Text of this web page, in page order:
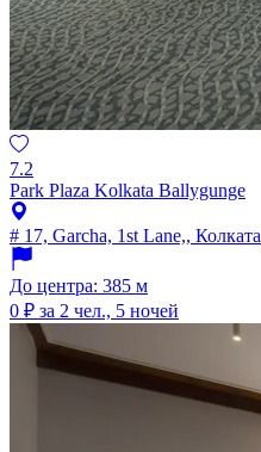
7.2
Park Plaza Kolkata Ballygunge
# 17, Garcha, 1st Lane,, Колката
До центра: 385 м
0 ₽ за 2 чел., 5 ночей